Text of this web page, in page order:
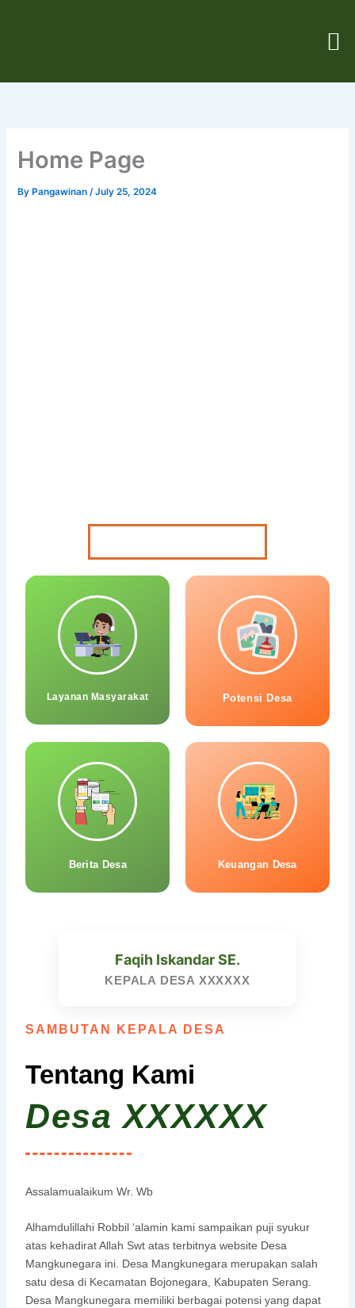
Home Page
By Pangawinan/July 25, 2024
Layanan Masyarakat Potensi Desa
Berita Desa Keuangan Desa
Faqih Iskandar SE.
KEPALA DESA XXXXXX
SAMBUTAN KEPALA DESA
Tentang Kami
Desa XXXXXX
Assalamualaikum Wr. Wb
Alhamdulillahi Robbil ‘alamin kami sampaikan puji syukur
atas kehadirat Allah Swt atas terbitnya website Desa
Mangkunegara ini. Desa Mangkunegara merupakan salah
satu desa di Kecamatan Bojonegara, Kabupaten Serang.
Desa Mangkunegara memiliki berbagai potensi yang dapat